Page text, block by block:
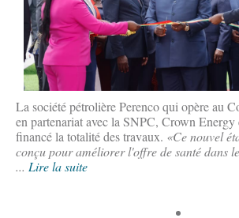
La société pétrolière Perenco qui opère au
en partenariat avec la SNPC, Crown
financé la totalité des travaux. «Ce nouvel
conçu pour améliorer l'offre de santé dans
... Lire la suite